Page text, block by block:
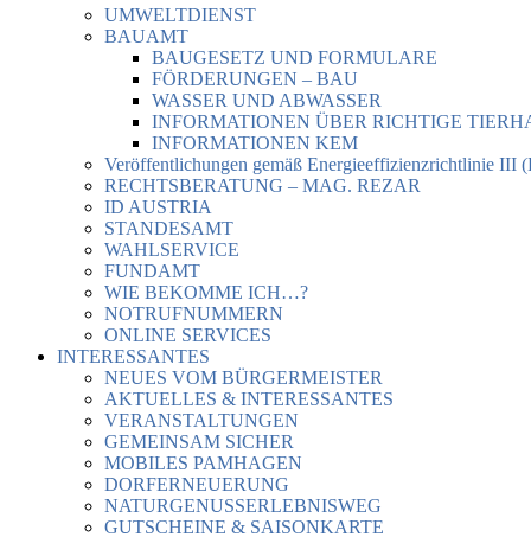
UMWELTDIENST
BAUAMT
BAUGESETZ UND FORMULARE
FÖRDERUNGEN – BAU
WASSER UND ABWASSER
INFORMATIONEN ÜBER RICHTIGE
INFORMATIONEN KEM
Veröffentlichungen gemäß Energieeffizienzrichtlinie III
RECHTSBERATUNG – MAG. REZAR
ID AUSTRIA
STANDESAMT
WAHLSERVICE
FUNDAMT
WIE BEKOMME ICH…?
NOTRUFNUMMERN
ONLINE SERVICES
INTERESSANTES
NEUES VOM BÜRGERMEISTER
AKTUELLES & INTERESSANTES
VERANSTALTUNGEN
GEMEINSAM SICHER
MOBILES PAMHAGEN
DORFERNEUERUNG
NATURGENUSSERLEBNISWEG
GUTSCHEINE & SAISONKARTE